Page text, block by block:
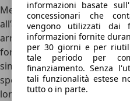
Merito di capolavori
all’automotive quali i motori
arrivata, la Tourbillon,
forma di elettrificazione. Le
simbolo d’elite e armi affilate
specialmente quando si
loro esclusive prestazioni.
informazioni basate
concessionari che
vengono utilizzati dai
informazioni fornite
per 30 giorni e per
tale periodo per
finanziamento. Senza
tali funzionalità estese
tutto o in parte.